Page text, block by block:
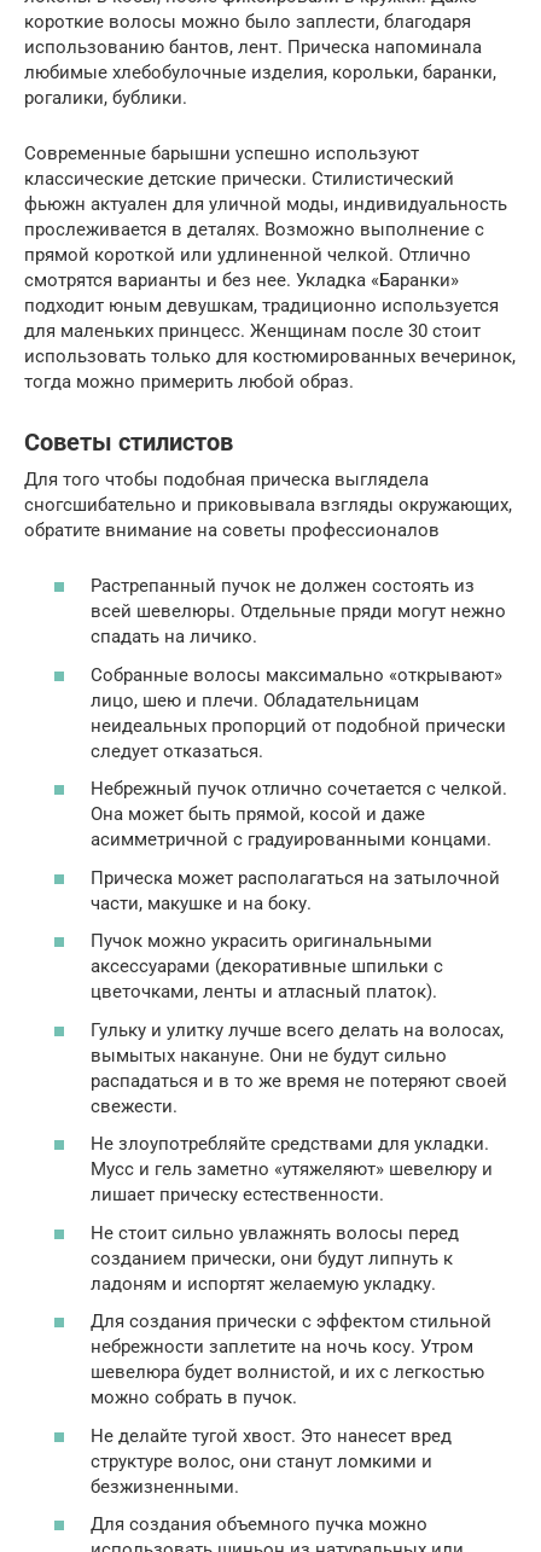
короткие волосы можно было заплести, благодаря
использованию бантов, лент. Прическа напоминала
любимые хлебобулочные изделия, корольки, баранки,
рогалики, бублики.
Современные барышни успешно используют
классические детские прически. Стилистический
фьюжн актуален для уличной моды, индивидуальность
прослеживается в деталях. Возможно выполнение с
прямой короткой или удлиненной челкой. Отлично
смотрятся варианты и без нее. Укладка «Баранки»
подходит юным девушкам, традиционно используется
для маленьких принцесс. Женщинам после 30 стоит
использовать только для костюмированных вечеринок,
тогда можно примерить любой образ.
Советы стилистов
Для того чтобы подобная прическа выглядела
сногсшибательно и приковывала взгляды окружающих,
обратите внимание на советы профессионалов
Растрепанный пучок не должен состоять из
всей шевелюры. Отдельные пряди могут нежно
спадать на личико.
Собранные волосы максимально «открывают»
лицо, шею и плечи. Обладательницам
неидеальных пропорций от подобной прически
следует отказаться.
Небрежный пучок отлично сочетается с челкой.
Она может быть прямой, косой и даже
асимметричной с градуированными концами.
Прическа может располагаться на затылочной
части, макушке и на боку.
Пучок можно украсить оригинальными
аксессуарами (декоративные шпильки с
цветочками, ленты и атласный платок).
Гульку и улитку лучше всего делать на волосах,
вымытых накануне. Они не будут сильно
распадаться и в то же время не потеряют своей
свежести.
Не злоупотребляйте средствами для укладки.
Мусс и гель заметно «утяжеляют» шевелюру и
лишает прическу естественности.
Не стоит сильно увлажнять волосы перед
созданием прически, они будут липнуть к
ладоням и испортят желаемую укладку.
Для создания прически с эффектом стильной
небрежности заплетите на ночь косу. Утром
шевелюра будет волнистой, и их с легкостью
можно собрать в пучок.
Не делайте тугой хвост. Это нанесет вред
структуре волос, они станут ломкими и
безжизненными.
Для создания объемного пучка можно